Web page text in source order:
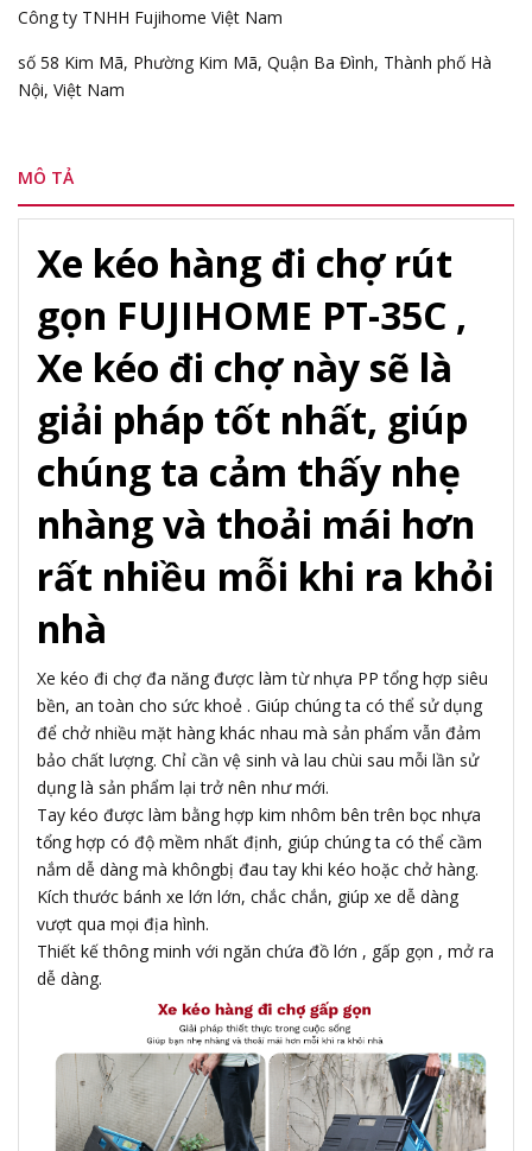
Công ty TNHH Fujihome Việt Nam
số 58 Kim Mã, Phường Kim Mã, Quận Ba Đình, Thành phố Hà
Nội, Việt Nam
MÔ TẢ
Xe kéo hàng đi chợ rút
gọn FUJIHOME PT-35C ,
Xe kéo đi chợ này sẽ là
giải pháp tốt nhất, giúp
chúng ta cảm thấy nhẹ
nhàng và thoải mái hơn
rất nhiều mỗi khi ra khỏi
nhà
Xe kéo đi chợ đa năng được làm từ nhựa PP tổng hợp siêu
bền, an toàn cho sức khoẻ . Giúp chúng ta có thể sử dụng
để chở nhiều mặt hàng khác nhau mà sản phẩm vẫn đảm
bảo chất lượng. Chỉ cần vệ sinh và lau chùi sau mỗi lần sử
dụng là sản phẩm lại trở nên như mới.
Tay kéo được làm bằng hợp kim nhôm bên trên bọc nhựa
tổng hợp có độ mềm nhất định, giúp chúng ta có thể cầm
nắm dễ dàng mà khôngbị đau tay khi kéo hoặc chở hàng.
Kích thước bánh xe lớn lớn, chắc chắn, giúp xe dễ dàng
vượt qua mọi địa hình.
Thiết kế thông minh với ngăn chứa đồ lớn , gấp gọn , mở ra
dễ dàng.